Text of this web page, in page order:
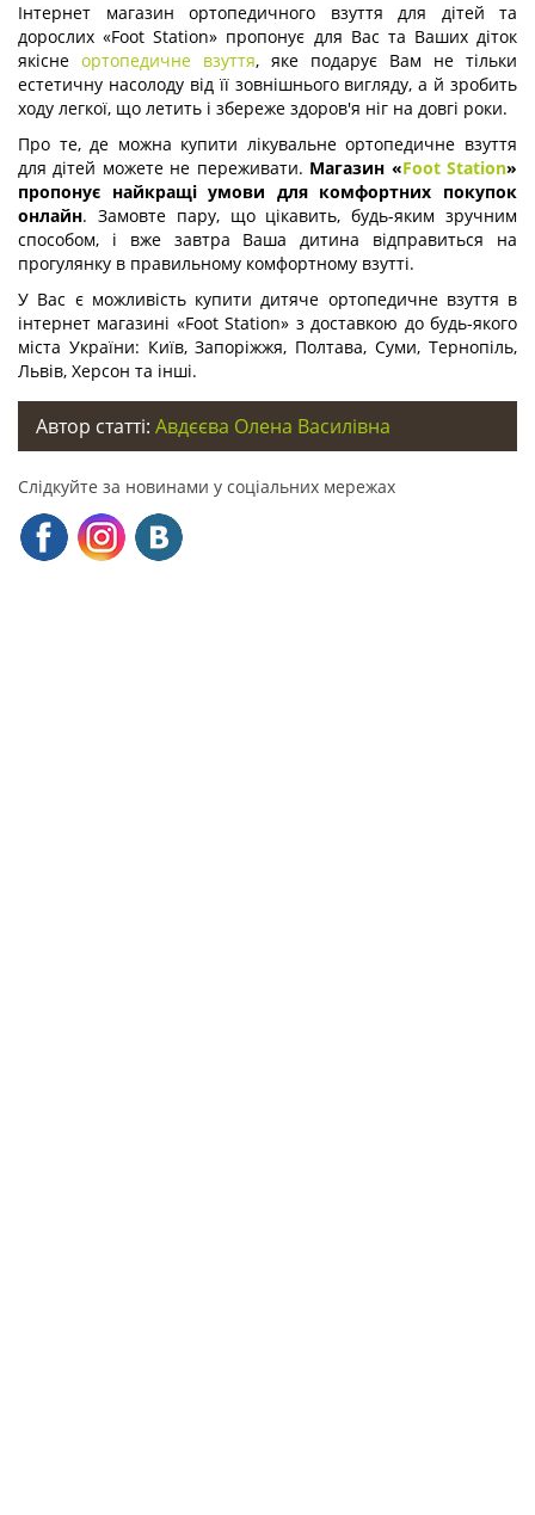
Інтернет магазин ортопедичного взуття для дітей та
дорослих «Foot Station» пропонує для Вас та Ваших діток
якісне ортопедичне взуття, яке подарує Вам не тільки
естетичну насолоду від її зовнішнього вигляду, а й зробить
ходу легкої, що летить і збереже здоров'я ніг на довгі роки.
Про те, де можна купити лікувальне ортопедичне взуття
для дітей можете не переживати. Магазин «Foot Station»
пропонує найкращі умови для комфортних покупок
онлайн. Замовте пару, що цікавить, будь-яким зручним
способом, і вже завтра Ваша дитина відправиться на
прогулянку в правильному комфортному взутті.
У Вас є можливість купити дитяче ортопедичне взуття в
інтернет магазині «Foot Station» з доставкою до будь-якого
міста України: Київ, Запоріжжя, Полтава, Суми, Тернопіль,
Львів, Херсон та інші.
Автор статті: Авдєєва Олена Василівна
Слідкуйте за новинами у соціальних мережах